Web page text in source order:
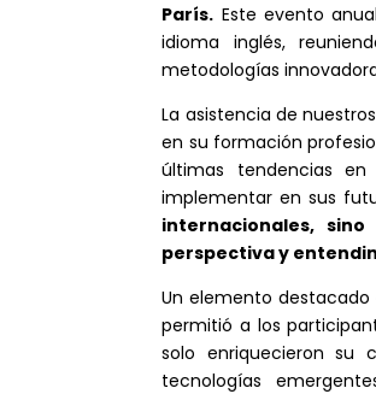
París. Este evento
idioma inglés,
metodologías
La asistencia de
en su formación
últimas tendencias
implementar en sus
internacionales,
perspectiva y
Un elemento destacado
permitió a los
solo enriquecieron su
tecnologías